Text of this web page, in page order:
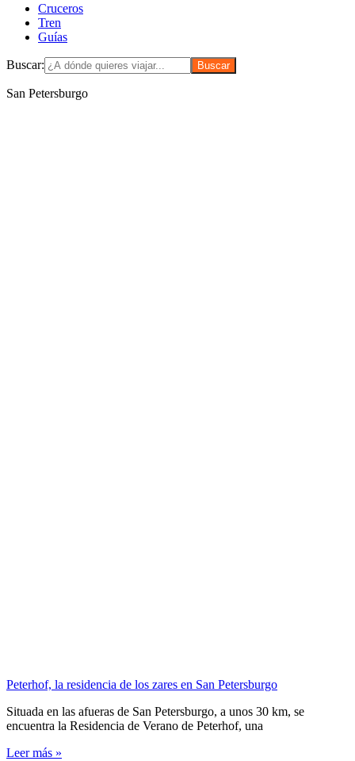
Cruceros
Tren
Guías
Buscar:
San Petersburgo
Peterhof, la residencia de los zares en San Petersburgo
Situada en las afueras de San Petersburgo, a unos 30 km, se
encuentra la Residencia de Verano de Peterhof, una
Leer más »